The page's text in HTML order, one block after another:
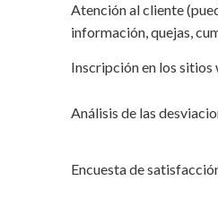
Atención al cliente
información, quejas,
Inscripción en los
Análisis de las
Encuesta de